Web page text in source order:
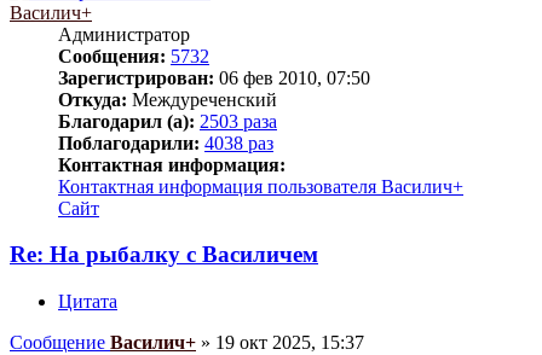
Василич+
Администратор
Сообщения: 5732
Зарегистрирован: 06 фев 2010, 07:50
Откуда: Междуреченский
Благодарил (а): 2503 раза
Поблагодарили: 4038 раз
Контактная информация:
Контактная информация пользователя Василич+
Сайт
Re: На рыбалку с Василичем
Цитата
Сообщение Василич+ » 19 окт 2025, 15:37